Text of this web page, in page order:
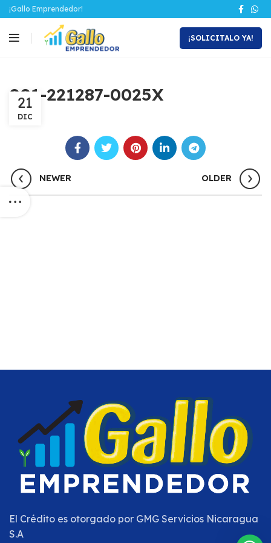
¡Gallo Emprendedor!
¡SOLICITALO YA!
001-221287-0025X
21
DIC
NEWER OLDER
El Crédito es otorgado por GMG Servicios Nicaragua
S.A